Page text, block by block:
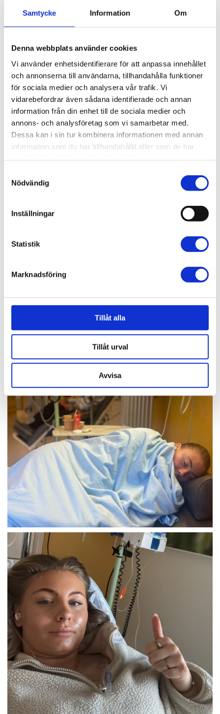
Samtycke Information Om
Denna webbplats använder cookies
Vi använder enhetsidentifierare för att anpassa innehållet
och annonserna till användarna, tillhandahålla funktioner
för sociala medier och analysera vår trafik. Vi
vidarebefordrar även sådana identifierade och annan
information från din enhet till de sociala medier och
annons- och analysföretag som vi samarbetar med.
Dessa kan i sin tur kombinera informationen med annan
information som du har tillhandahållit eller som de har
Nödvändig
Inställningar
Statistik
Marknadsföring
Tillåt alla
Tillåt urval
Avvisa
JAG VILL BIDRA
INSTAGRAM @UNGCANCER